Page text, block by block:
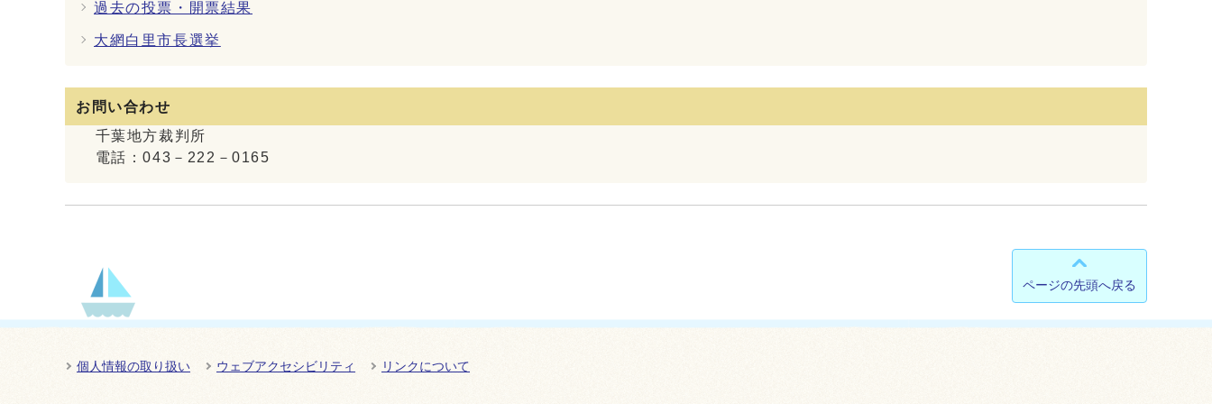
過去の投票・開票結果
大網白里市長選挙
お問い合わせ
千葉地方裁判所
電話：043－222－0165
ページの先頭へ戻る
個人情報の取り扱い ウェブアクセシビリティ リンクについて